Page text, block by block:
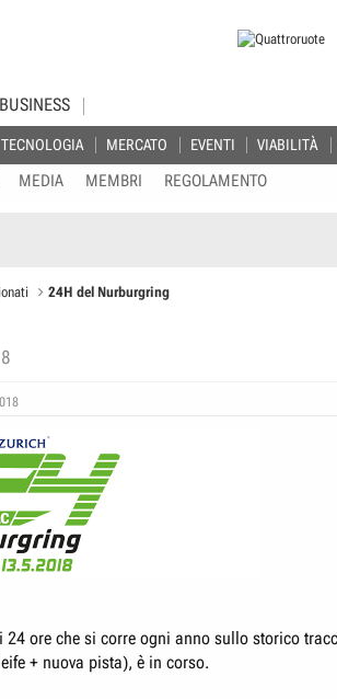
TECNOLOGIA MERCATO EVENTI VIABILITÀ
MEDIA MEMBRI REGOLAMENTO
24H del Nurburgring
24 ore che si corre ogni anno sullo storico
+ nuova pista), è in corso.